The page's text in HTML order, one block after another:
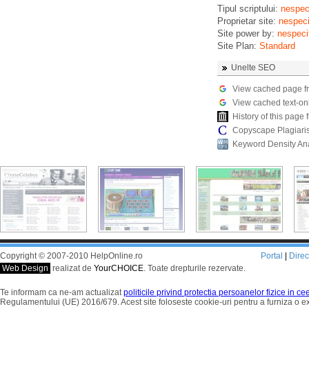
Tipul scriptului:
Proprietar site:
Site power by:
Site Plan: Standard
Unelte SEO
View cached page
View cached text-
History of this page
Copyscape
Keyword Density
Copyright © 2007-2010 HelpOnline.ro
Web Design realizat de YourCHOICE. Toate drepturile rezervate.
Portal
Te informam ca ne-am actualizatpoliticile privind protectia persoanelor fizice in
Regulamentului (UE) 2016/679. Acest site foloseste cookie-uri pentru a furniza o